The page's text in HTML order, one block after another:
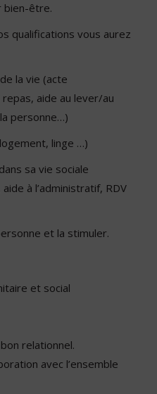
bien-être.
qualifications vous aurez
la vie (acte
aide au lever/au
personne…)
linge …)
sa vie sociale
à l’administratif, RDV
et la stimuler.
et social
relationnel.
avec l’ensemble